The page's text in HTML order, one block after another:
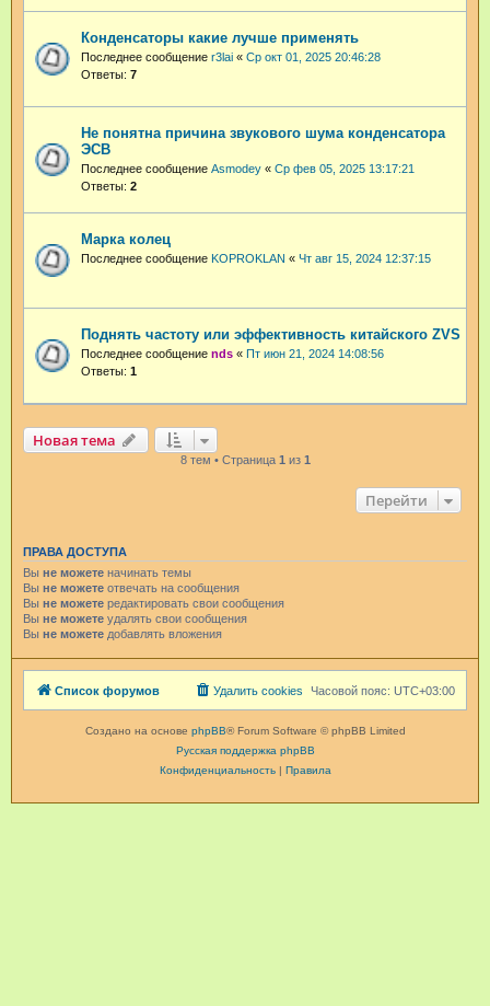
Конденсаторы какие лучше применять
Последнее сообщение r3lai « Ср окт 01, 2025 20:46:28
Ответы: 7
Не понятна причина звукового шума конденсатора
ЭСВ
Последнее сообщение Asmodey « Ср фев 05, 2025 13:17:21
Ответы: 2
Марка колец
Последнее сообщение KOPROKLAN « Чт авг 15, 2024 12:37:15
Поднять частоту или эффективность китайского ZVS
Последнее сообщение nds « Пт июн 21, 2024 14:08:56
Ответы: 1
Новая тема
8 тем • Страница 1 из 1
Перейти
ПРАВА ДОСТУПА
Вы не можете начинать темы
Вы не можете отвечать на сообщения
Вы не можете редактировать свои сообщения
Вы не можете удалять свои сообщения
Вы не можете добавлять вложения
Список форумов Часовой пояс: UTC+03:00
Удалить cookies
Создано на основе phpBB® Forum Software © phpBB Limited
Русская поддержка phpBB
Конфиденциальность| Правила